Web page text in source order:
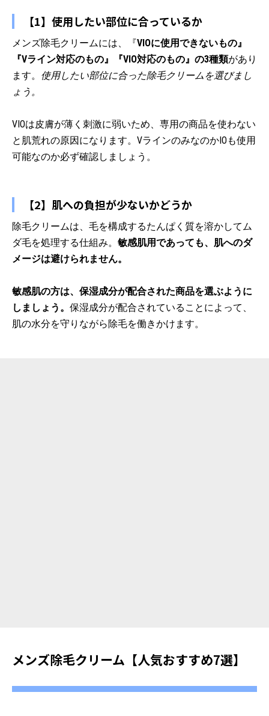
【1】使用したい部位に合っているか
メンズ除毛クリームには、『VIOに使用できないもの』
『Vライン対応のもの』『VIO対応のもの』の3種類があり
ます。 使用したい部位に合った除毛クリームを選びまし
ょう。
VIOは皮膚が薄く刺激に弱いため、専用の商品を使わない
と肌荒れの原因になります。VラインのみなのかIOも使用
可能なのか必ず確認しましょう。
【2】肌への負担が少ないかどうか
除毛クリームは、毛を構成するたんぱく質を溶かしてム
ダ毛を処理する仕組み。 敏感肌用であっても、肌へのダ
メージは避けられません。
敏感肌の方は、保湿成分が配合された商品を選ぶように
しましょう。 保湿成分が配合されていることによって、
肌の水分を守りながら除毛を働きかけます。
メンズ除毛クリーム【人気おすすめ7選】